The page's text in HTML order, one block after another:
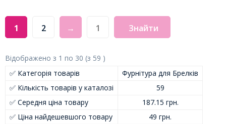
1 2 → Знайти
Відображено з 1 по 30 (з 59 )
✅ Категорія товарів
Фурнітура для Брелків
✅ Кількість товарів у каталозі
59
✅ Середня ціна товару
187.15 грн.
✅ Ціна найдешевшого товару
49 грн.